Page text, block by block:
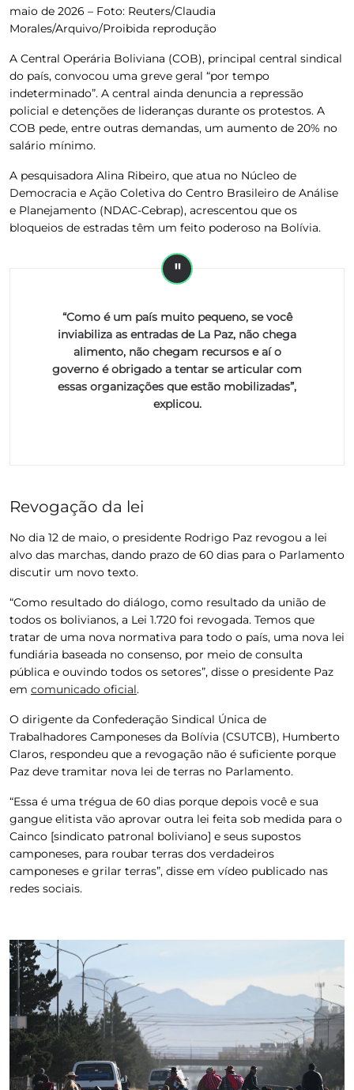
maio de 2026 – Foto: Reuters/Claudia
Morales/Arquivo/Proibida reprodução
A Central Operária Boliviana (COB), principal central sindical
do país, convocou uma greve geral “por tempo
indeterminado”. A central ainda denuncia a repressão
policial e detenções de lideranças durante os protestos. A
COB pede, entre outras demandas, um aumento de 20% no
salário mínimo.
A pesquisadora Alina Ribeiro, que atua no Núcleo de
Democracia e Ação Coletiva do Centro Brasileiro de Análise
e Planejamento (NDAC-Cebrap), acrescentou que os
bloqueios de estradas têm um feito poderoso na Bolívia.
“Como é um país muito pequeno, se você
inviabiliza as entradas de La Paz, não chega
alimento, não chegam recursos e aí o
governo é obrigado a tentar se articular com
essas organizações que estão mobilizadas”,
explicou.
Revogação da lei
No dia 12 de maio, o presidente Rodrigo Paz revogou a lei
alvo das marchas, dando prazo de 60 dias para o Parlamento
discutir um novo texto.
“Como resultado do diálogo, como resultado da união de
todos os bolivianos, a Lei 1.720 foi revogada. Temos que
tratar de uma nova normativa para todo o país, uma nova lei
fundiária baseada no consenso, por meio de consulta
pública e ouvindo todos os setores”, disse o presidente Paz
em comunicado oficial.
O dirigente da Confederação Sindical Única de
Trabalhadores Camponeses da Bolívia (CSUTCB), Humberto
Claros, respondeu que a revogação não é suficiente porque
Paz deve tramitar nova lei de terras no Parlamento.
“Essa é uma trégua de 60 dias porque depois você e sua
gangue elitista vão aprovar outra lei feita sob medida para o
Cainco [sindicato patronal boliviano] e seus supostos
camponeses, para roubar terras dos verdadeiros
camponeses e grilar terras”, disse em vídeo publicado nas
redes sociais.